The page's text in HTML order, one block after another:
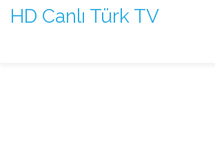
HD Canlı Türk TV